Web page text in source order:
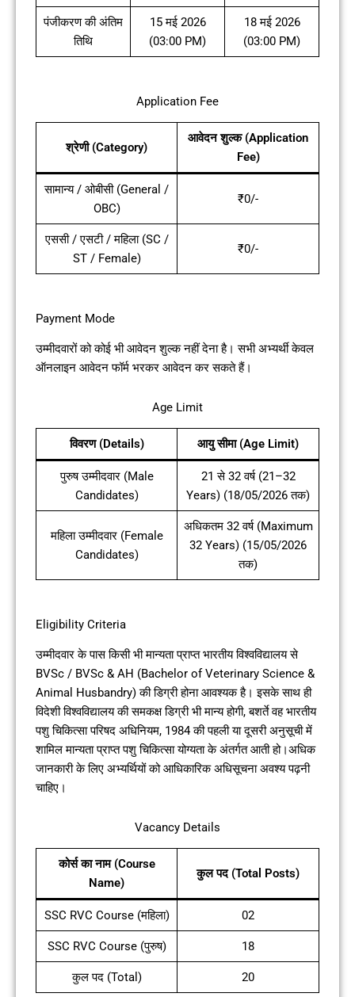
पंजीकरण की अंतिम
तिथि
15 मई 2026
(03:00 PM)
18 मई 2026
(03:00 PM)
Application Fee
श्रेणी (Category)
आवेदन शुल्क (Application
Fee)
सामान्य / ओबीसी (General /
OBC)
₹0/-
एससी / एसटी / महिला (SC /
ST / Female)
₹0/-
Payment Mode
उम्मीदवारों को कोई भी आवेदन शुल्क नहीं देना है। सभी अभ्यर्थी केवल
ऑनलाइन आवेदन फॉर्म भरकर आवेदन कर सकते हैं।
Age Limit
विवरण (Details) आयु सीमा (Age Limit)
पुरुष उम्मीदवार (Male
Candidates)
21 से 32 वर्ष (21–32
Years) (18/05/2026 तक)
महिला उम्मीदवार (Female
Candidates)
अधिकतम 32 वर्ष (Maximum
32 Years) (15/05/2026
तक)
Eligibility Criteria
उम्मीदवार के पास किसी भी मान्यता प्राप्त भारतीय विश्वविद्यालय से
BVSc / BVSc & AH (Bachelor of Veterinary Science &
Animal Husbandry) की डिग्री होना आवश्यक है। इसके साथ ही
विदेशी विश्वविद्यालय की समकक्ष डिग्री भी मान्य होगी, बशर्ते वह भारतीय
पशु चिकित्सा परिषद अधिनियम, 1984 की पहली या दूसरी अनुसूची में
शामिल मान्यता प्राप्त पशु चिकित्सा योग्यता के अंतर्गत आती हो।अधिक
जानकारी के लिए अभ्यर्थियों को आधिकारिक अधिसूचना अवश्य पढ़नी
चाहिए।
Vacancy Details
कोर्स का नाम (Course
Name)
कुल पद (Total Posts)
SSC RVC Course (महिला) 02
SSC RVC Course (पुरुष) 18
कुल पद (Total) 20